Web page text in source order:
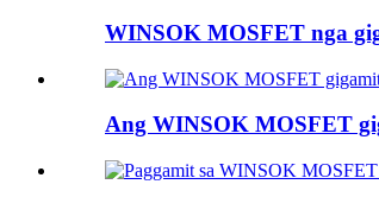
WINSOK MOSFET nga
Ang WINSOK MOSFET